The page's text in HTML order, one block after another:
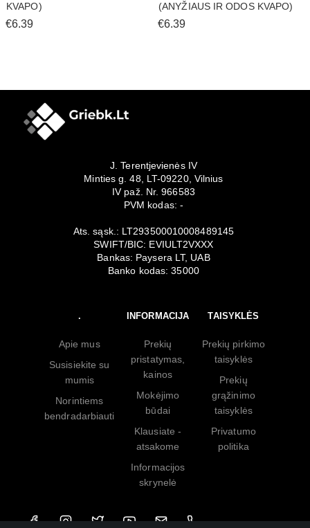
KVAPO)
€6.39
(ANYŽIAUS IR ODOS KVAPO)
€6.39
J. Terentjevienės IV
Minties g. 48, LT-09220, Vilnius
IV paž. Nr. 966583
PVM kodas: -
Ats. sąsk.: LT293500010008489145
SWIFT/BIC: EVIULT2VXXX
Bankas: Paysera LT, UAB
Banko kodas: 35000
.
Apie mus
Susisiekite su
mumis
Norintiems
bendradarbiauti
INFORMACIJA
Prekių
pristatymas,
kainos
Mokėjimo
būdai
Klausiate -
atsakome
Informacijos
skrynelė
TAISYKLĖS
Prekių pirkimo
taisyklės
Prekių
grąžinimo
taisyklės
Privatumo
politika